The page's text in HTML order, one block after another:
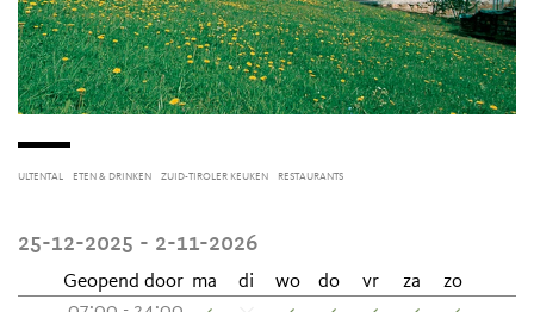
ULTENTAL ETEN & DRINKEN ZUID-TIROLER KEUKEN RESTAURANTS
25-12-2025 - 2-11-2026
Geopend door ma di wo do vr za
zo